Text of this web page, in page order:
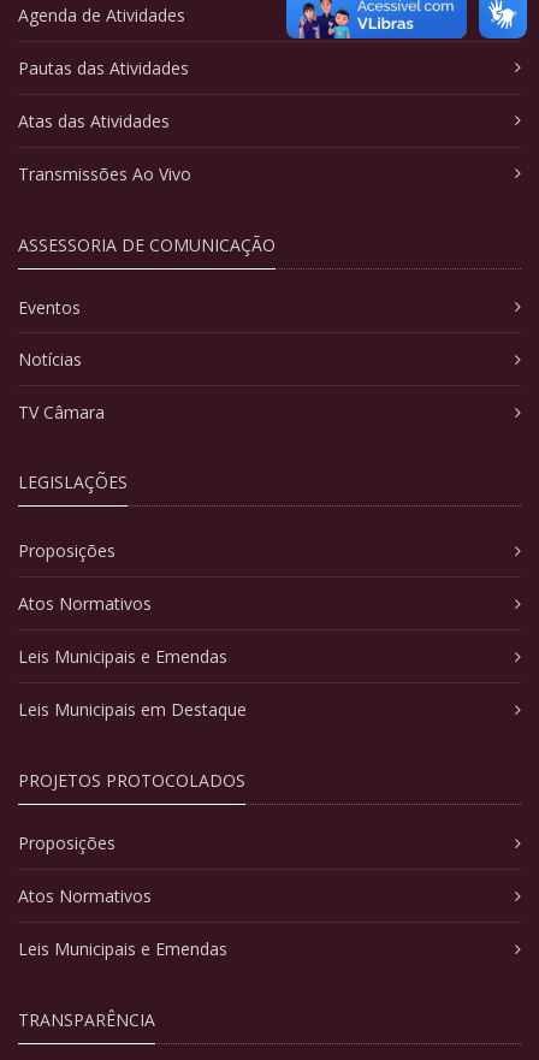
Agenda de Atividades
Pautas das Atividades
Atas das Atividades
Transmissões Ao Vivo
ASSESSORIA DE COMUNICAÇÃO
Eventos
Notícias
TV Câmara
LEGISLAÇÕES
Proposições
Atos Normativos
Leis Municipais e Emendas
Leis Municipais em Destaque
PROJETOS PROTOCOLADOS
Proposições
Atos Normativos
Leis Municipais e Emendas
TRANSPARÊNCIA